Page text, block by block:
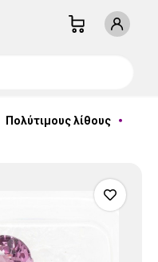
Πολύτιμους λίθους